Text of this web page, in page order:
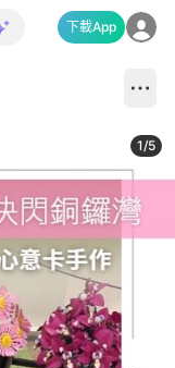
下載App
1/5